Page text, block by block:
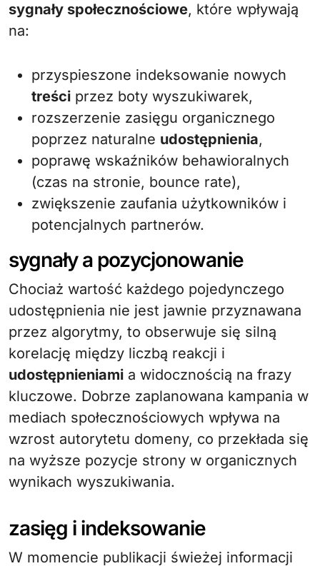
sygnały społecznościowe, które wpływają
na:
przyspieszone indeksowanie nowych
treści przez boty wyszukiwarek,
rozszerzenie zasięgu organicznego
poprzez naturalne udostępnienia,
poprawę wskaźników behawioralnych
(czas na stronie, bounce rate),
zwiększenie zaufania użytkowników i
potencjalnych partnerów.
sygnały a pozycjonowanie
Chociaż wartość każdego pojedynczego
udostępnienia nie jest jawnie przyznawana
przez algorytmy, to obserwuje się silną
korelację między liczbą reakcji i
udostępnieniami a widocznością na frazy
kluczowe. Dobrze zaplanowana kampania w
mediach społecznościowych wpływa na
wzrost autorytetu domeny, co przekłada się
na wyższe pozycje strony w organicznych
wynikach wyszukiwania.
zasięg i indeksowanie
W momencie publikacji świeżej informacji